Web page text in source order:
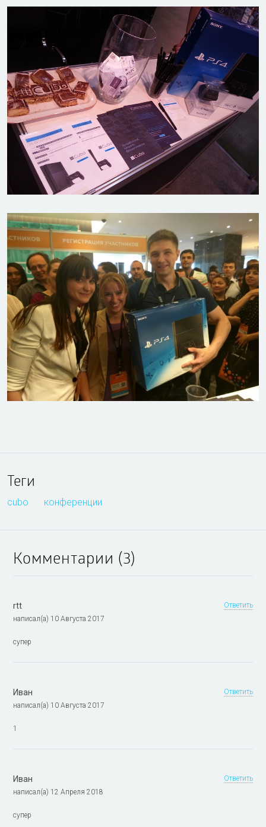
Теги
cubo конференции
Комментарии (3)
rtt
написал(а) 10 Августа 2017
Ответить
супер
Иван
написал(а) 10 Августа 2017
Ответить
1
Иван
написал(а) 12 Апреля 2018
Ответить
супер